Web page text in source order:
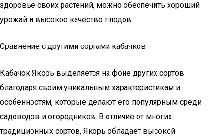
здоровье своих растений, можно обеспечить хороший
урожай и высокое качество плодов.
Сравнение с другими сортами кабачков
Кабачок Якорь выделяется на фоне других сортов
благодаря своим уникальным характеристикам и
особенностям, которые делают его популярным среди
садоводов и огородников. В отличие от многих
традиционных сортов, Якорь обладает высокой